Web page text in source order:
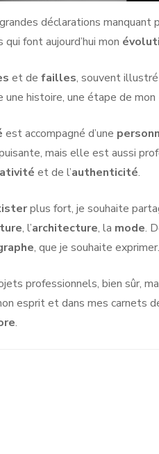
déclarations manquant
font aujourd’hui mon
et de failles, souvent
une histoire, une étape de mon
est accompagné d’une
mais elle est aussi
et de l’authenticité.
plus fort, je souhaite
, l’architecture, la mode.
, que je souhaite exprimer.
professionnels, bien sûr,
esprit et dans mes carnets
.